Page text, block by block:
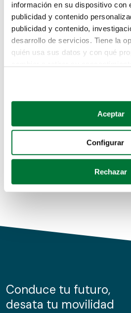
información en su dispositivo con
publicidad y contenido
publicidad y contenido,
desarrollo de servicios. Tiene la
quién usa sus datos y con qué
Si lo permite, también quisiéramos:
Recopilar información sobre
Identificar su dispositivo
para buscar características
Obtenga más información sobre
de cookies.
información sobre el uso que haga
nuestros partners de redes
Aceptar
Configurar
Rechazar
te hemos traido
Pero puedes encontrar el
buscando en alguno de estos
Coches de segunda mano
Coches de km0
Conduce tu futuro,
desata tu movilidad